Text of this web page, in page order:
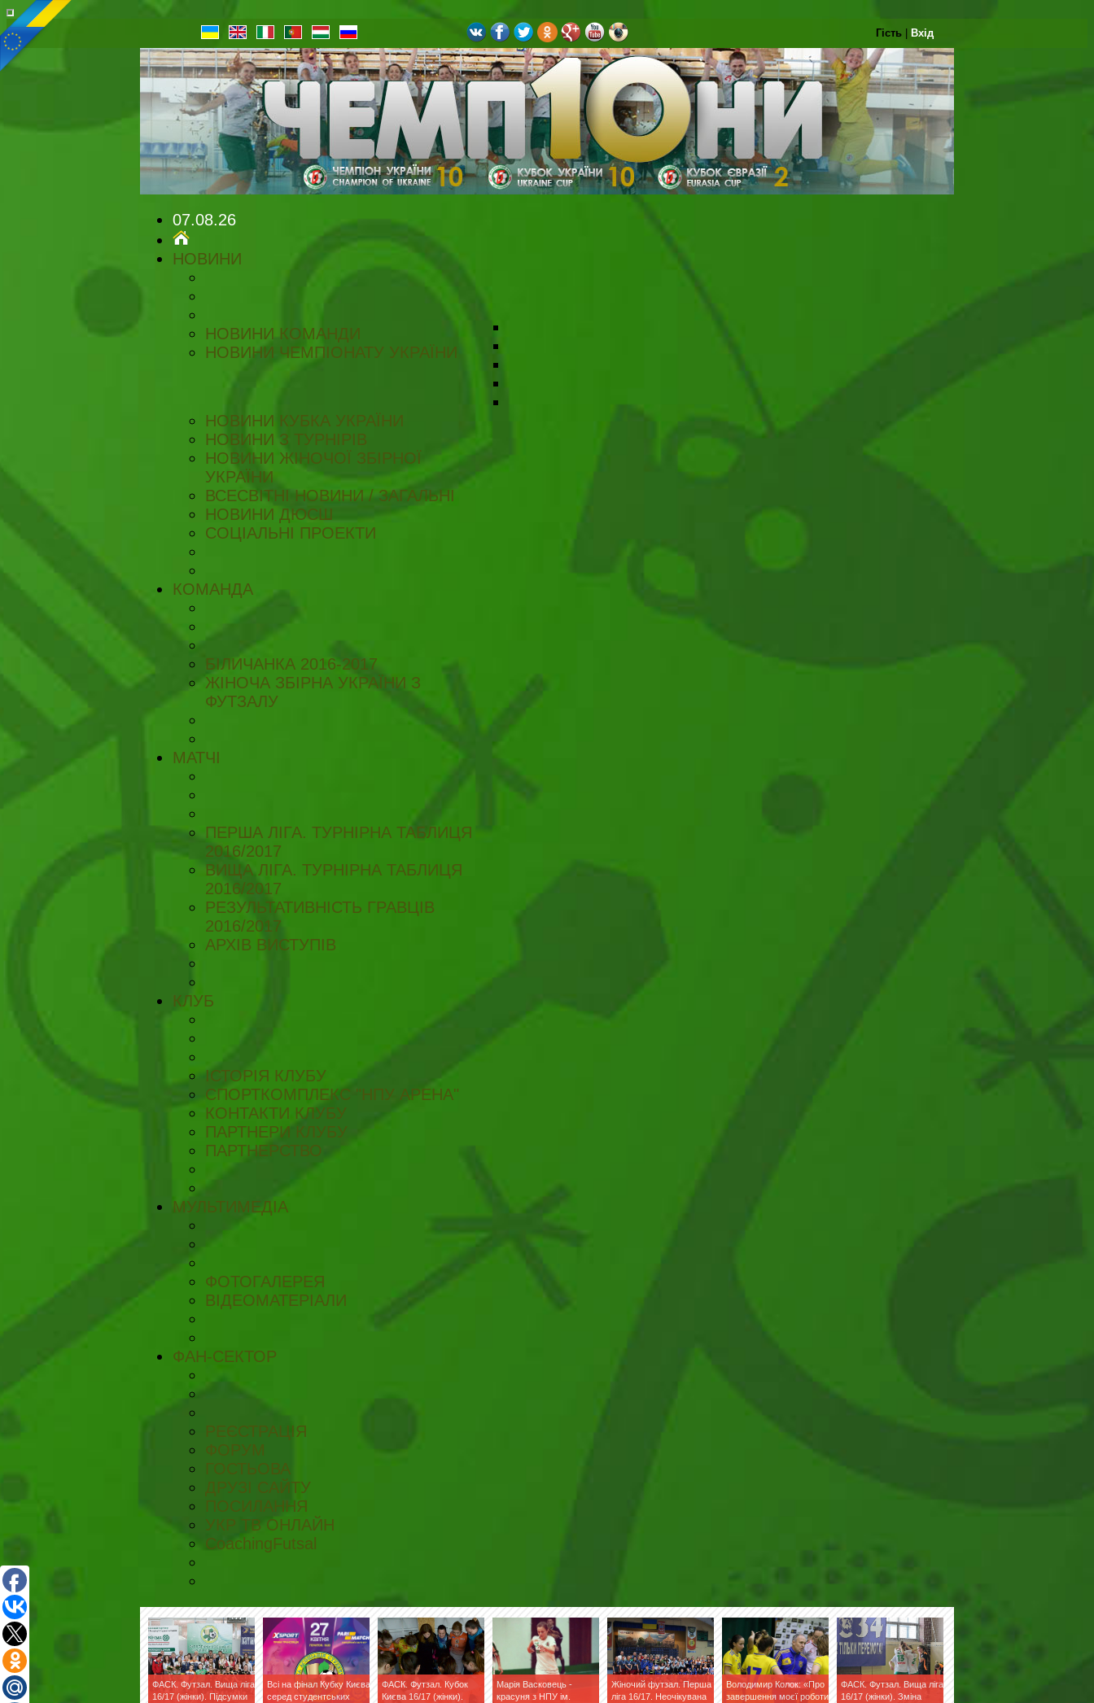
Гість Вхід
07.08.26
НОВИНИ
НОВИНИ КОМАНДИ
НОВИНИ ЧЕМПІОНАТУ УКРАЇНИ
НОВИНИ КУБКА УКРАЇНИ
НОВИНИ З ТУРНІРІВ
НОВИНИ ЖІНОЧОЇ ЗБІРНОЇ
УКРАЇНИ
ВСЕСВІТНІ НОВИНИ / ЗАГАЛЬНІ
НОВИНИ ДЮСШ
СОЦІАЛЬНІ ПРОЕКТИ
КОМАНДА
БІЛИЧАНКА 2016-2017
ЖІНОЧА ЗБІРНА УКРАЇНИ З
ФУТЗАЛУ
МАТЧІ
ПЕРША ЛІГА. ТУРНІРНА ТАБЛИЦЯ
2016/2017
ВИЩА ЛІГА. ТУРНІРНА ТАБЛИЦЯ
2016/2017
РЕЗУЛЬТАТИВНІСТЬ ГРАВЦІВ
2016/2017
АРХІВ ВИСТУПІВ
КЛУБ
ІСТОРІЯ КЛУБУ
СПОРТКОМПЛЕКС "НПУ АРЕНА"
КОНТАКТИ КЛУБУ
ПАРТНЕРИ КЛУБУ
ПАРТНЕРСТВО
МУЛЬТИМЕДІА
ФОТОГАЛЕРЕЯ
ВІДЕОМАТЕРІАЛИ
ФАН-СЕКТОР
РЕЄСТРАЦІЯ
ФОРУМ
ГОСТЬОВА
ДРУЗІ САЙТУ
ПОСИЛАННЯ
УКР ТВ ОНЛАЙН
CoachingFutsal
ФАСК. Футзал. Вища ліга
16/17 (жінки). Підсумки
Всі на фінал Кубку Києва
серед студентських
ФАСК. Футзал. Кубок
Києва 16/17 (жінки).
Марія Васковець -
красуня з НПУ ім.
Жіночий футзал. Перша
ліга 16/17. Неочікувана
Володимир Колок: «Про
завершення моєї роботи
ФАСК. Футзал. Вища ліга
16/17 (жінки). Зміна